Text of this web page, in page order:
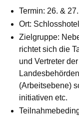
Termin: 26. &
Ort:
Zielgruppe:
richtet sich die
und Vertreter
(Arbeitsebene)
initiativen etc.